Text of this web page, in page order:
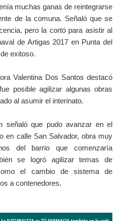
muchas ganas de reintegrarse
de la comuna. Señaló que se
pero la cortó para asistir al
de Artigas 2017 en Punta del
exitoso.
Valentina Dos Santos destacó
posible agilizar algunas obras
al asumir el interinato.
señaló que pudo avanzar en el
en calle San Salvador, obra muy
del barrio que comenzaría
se logró agilizar temas de
el cambio de sistema de
a contenedores.